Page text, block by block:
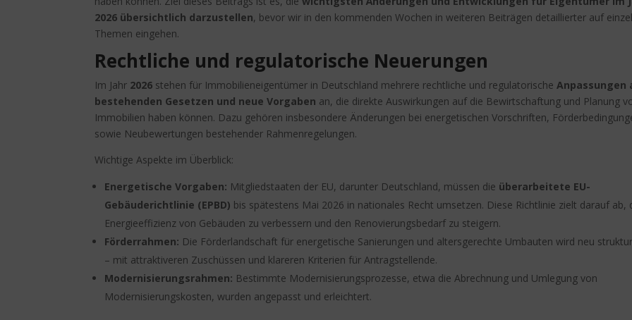
2026 übersichtlich darzustellen, bevor wir in den kommenden Wochen in weiteren Beiträgen detaillierter auf
Themen eingehen.
Rechtliche und regulatorische Neuerungen
Im Jahr 2026 stehen für Immobilieneigentümer in Deutschland mehrere rechtliche und regulatorische Anpassungen
bestehenden Gesetzen und neue Vorgaben an, die direkte Auswirkungen auf die Bewirtschaftung und Planung
Immobilien haben können. Dazu gehören insbesondere Änderungen bei energetischen Vorschriften,
sowie Neubewertungen bestehender Rahmenregelungen.
Wichtige Aspekte im Überblick:
Energetische Vorgaben: Mitgliedstaaten der EU, darunter Deutschland, müssen die überarbeitete EU-
Gebäuderichtlinie (EPBD) bis spätestens Mai 2026 in nationales Recht umsetzen. Diese Richtlinie zielt darauf ab,
Energieeffizienz von Gebäuden zu verbessern und den Renovierungsbedarf zu steigern.
Förderrahmen: Die Förderlandschaft für energetische Sanierungen und altersgerechte Umbauten wird neu
– mit attraktiveren Zuschüssen und klareren Kriterien für Antragstellende.
Modernisierungsrahmen: Bestimmte Modernisierungsprozesse, etwa die Abrechnung und Umlegung von
Modernisierungskosten, wurden angepasst und erleichtert.